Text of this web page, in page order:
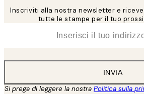
Inscriviti alla nostra newsletter e
tutte le stampe per il tuo
INVIA
Si prega di leggere la nostra Politica sulla